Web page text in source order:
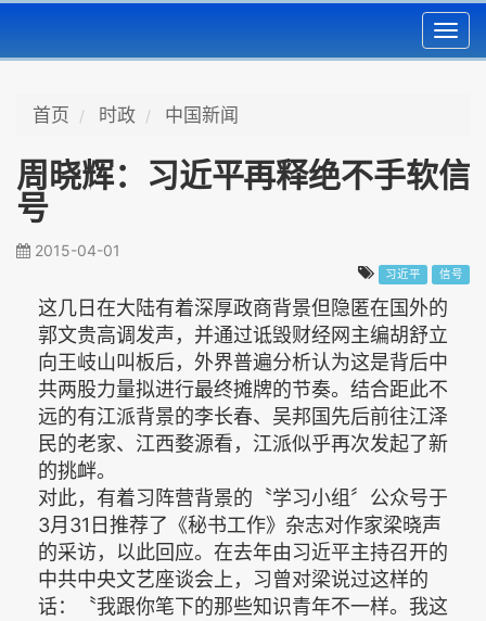
首页 时政 中国新闻
周晓辉：习近平再释绝不手软信
号
2015-04-01
习近平 信号
这几日在大陆有着深厚政商背景但隐匿在国外的
郭文贵高调发声，并通过诋毁财经网主编胡舒立
向王岐山叫板后，外界普遍分析认为这是背后中
共两股力量拟进行最终摊牌的节奏。结合距此不
远的有江派背景的李长春、吴邦国先后前往江泽
民的老家、江西婺源看，江派似乎再次发起了新
的挑衅。
对此，有着习阵营背景的〝学习小组〞公众号于
3月31日推荐了《秘书工作》杂志对作家梁晓声
的采访，以此回应。在去年由习近平主持召开的
中共中央文艺座谈会上，习曾对梁说过这样的
话：〝我跟你笔下的那些知识青年不一样。我这